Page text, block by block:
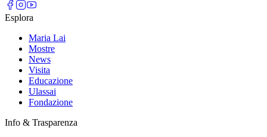
Esplora
Maria Lai
Mostre
News
Visita
Educazione
Ulassai
Fondazione
Info & Trasparenza